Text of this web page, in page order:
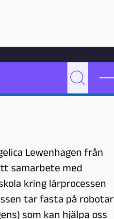
innehåll
Sök
Lewenhagen från
samarbete med
kring lärprocessen
tar fasta på robotar
som kan hjälpa oss